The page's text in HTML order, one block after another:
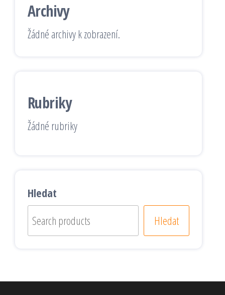
Archivy
Žádné archivy k zobrazení.
Rubriky
Žádné rubriky
Hledat
Hledat